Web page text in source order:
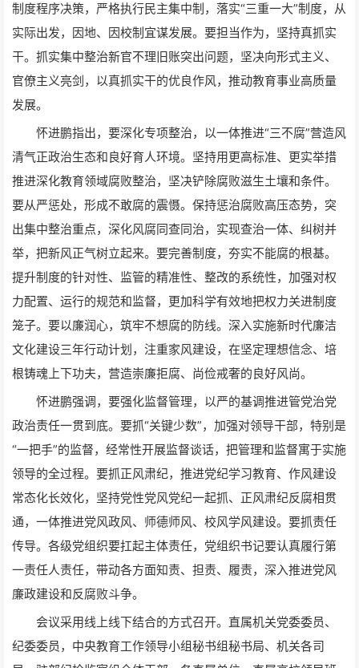
制度程序决策，严格执行民主集中制，落实“三重一大”制度，从
实际出发，因地、因校制宜谋发展。要担当作为，坚持真抓实
干。抓实集中整治新官不理旧账突出问题，坚决向形式主义、
官僚主义亮剑，以真抓实干的优良作风，推动教育事业高质量
发展。
怀进鹏指出，要深化专项整治，以一体推进“三不腐”营造风
清气正政治生态和良好育人环境。坚持用更高标准、更实举措
推进深化教育领域腐败整治，坚决铲除腐败滋生土壤和条件。
要从严惩处，形成不敢腐的震慑。保持惩治腐败高压态势，突
出集中整治重点，深化风腐同查同治，实现查治一体、纠树并
举，把新风正气树立起来。要完善制度，夯实不能腐的根基。
提升制度的针对性、监管的精准性、整改的系统性，加强对权
力配置、运行的规范和监督，更加科学有效地把权力关进制度
笼子。要以廉润心，筑牢不想腐的防线。深入实施新时代廉洁
文化建设三年行动计划，注重家风建设，在坚定理想信念、培
根铸魂上下功夫，营造崇廉拒腐、尚俭戒奢的良好风尚。
怀进鹏强调，要强化监督管理，以严的基调推进管党治党
政治责任一贯到底。要抓“关键少数”，加强对领导干部，特别是
“一把手”的监督，经常性开展监督谈话，把管理和监督寓于实施
领导的全过程。要抓正风肃纪，推进党纪学习教育、作风建设
常态化长效化，坚持党性党风党纪一起抓、正风肃纪反腐相贯
通，一体推进党风政风、师德师风、校风学风建设。要抓责任
传导。各级党组织要扛起主体责任，党组织书记要认真履行第
一责任人责任，带动各方面知责、担责、履责，深入推进党风
廉政建设和反腐败斗争。
会议采用线上线下结合的方式召开。直属机关党委委员、
纪委委员，中央教育工作领导小组秘书组秘书局、机关各司